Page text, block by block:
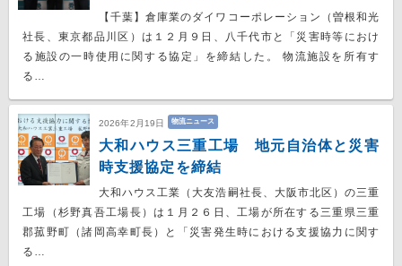
【千葉】倉庫業のダイワコーポレーション（曽根和光
社長、東京都品川区）は１２月９日、八千代市と「災害時等におけ
る施設の一時使用に関する協定」を締結した。 物流施設を所有す
る…
2026年2月19日 物流ニュース
大和ハウス三重工場 地元自治体と災害
時支援協定を締結
大和ハウス工業（大友浩嗣社長、大阪市北区）の三重
工場（杉野真吾工場長）は１月２６日、工場が所在する三重県三重
郡菰野町（諸岡高幸町長）と「災害発生時における支援協力に関す
る…